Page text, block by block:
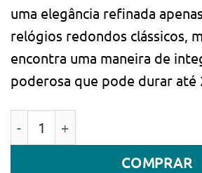
uma elegância refinada
relógios redondos clássicos,
encontra uma maneira de
poderosa que pode durar até
COMPRAR